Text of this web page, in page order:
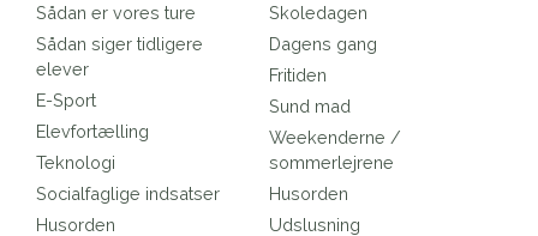
Sådan er vores ture
Sådan siger tidligere
elever
E-Sport
Elevfortælling
Teknologi
Socialfaglige indsatser
Husorden
Skoledagen
Dagens gang
Fritiden
Sund mad
Weekenderne /
sommerlejrene
Husorden
Udslusning